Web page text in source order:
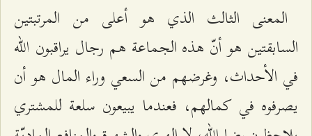
المعنى الثالث الذي هو أعلى من المرتبتين
السابقتين هو أنّ هذه الجماعة هم رجال يراقبون الله
في الأحداث، وغرضهم من السعي وراء المال هو أن
يصرفوه في كمالهم، فعندما يبيعون سلعة للمشتري